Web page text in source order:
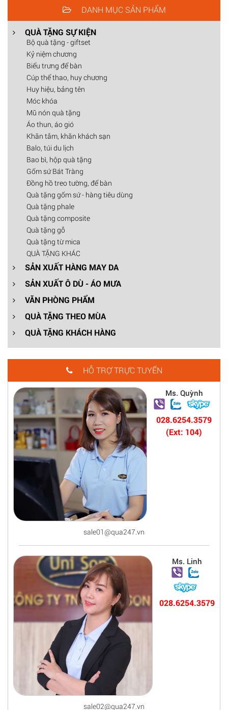
DANH MỤC SẢN PHẨM
QUÀ TẶNG SỰ KIỆN
Bộ quà tặng - giftset
Kỷ niệm chương
Biểu trưng để bàn
Cúp thể thao, huy chương
Huy hiệu, bảng tên
Móc khóa
Mũ nón quà tặng
Áo thun, áo gió
Khăn tắm, khăn khách sạn
Balo, túi du lịch
Bao bì, hộp quà tặng
Gốm sứ Bát Tràng
Đồng hồ treo tường, để bàn
Quà tặng gốm sứ - hàng tiêu dùng
Quà tặng phale
Quà tặng composite
Quà tặng gỗ
Quà tặng từ mica
QUÀ TẶNG KHÁC
SẢN XUẤT HÀNG MAY DA
SẢN XUẤT Ô DÙ - ÁO MƯA
VĂN PHÒNG PHẨM
QUÀ TẶNG THEO MÙA
QUÀ TẶNG KHÁCH HÀNG
HỖ TRỢ TRỰC TUYẾN
Ms. Quỳnh
028.6254.3579
(Ext: 104)
sale01@qua247.vn
Ms. Linh
028.6254.3579
sale02@qua247.vn